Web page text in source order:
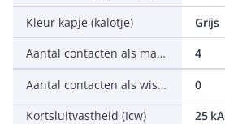
Kleur kapje (kalotje)
Grijs
Aantal contacten als maakcontact
4
Aantal contacten als wisselcontact
0
Kortsluitvastheid (Icw)
25 kA